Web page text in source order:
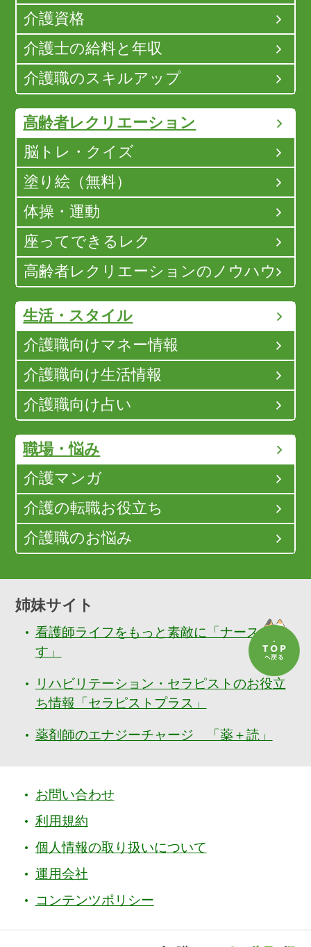
介護資格
介護士の給料と年収
介護職のスキルアップ
高齢者レクリエーション
脳トレ・クイズ
塗り絵（無料）
体操・運動
座ってできるレク
高齢者レクリエーションのノウハウ
生活・スタイル
介護職向けマネー情報
介護職向け生活情報
介護職向け占い
職場・悩み
介護マンガ
介護の転職お役立ち
介護職のお悩み
姉妹サイト
看護師ライフをもっと素敵に「ナースぷら
す」
リハビリテーション・セラピストのお役立
ち情報「セラピストプラス」
薬剤師のエナジーチャージ 「薬＋読」
お問い合わせ
利用規約
個人情報の取り扱いについて
運用会社
コンテンツポリシー